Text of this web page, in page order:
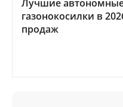
Лучшие
газонокосилки в
продаж